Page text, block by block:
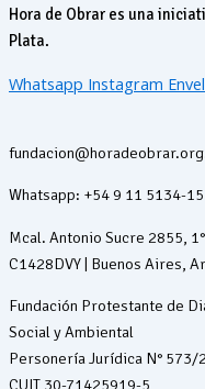
Hora de Obrar es una
Plata.
Whatsapp Instagram
Whatsapp: +54 9 11 5134-
Mcal. Antonio Sucre 2855,
C1428DVY | Buenos Aires,
Fundación Protestante de
Social y Ambiental
Personería Jurídica N° 573/
CUIT 30-71425919-5